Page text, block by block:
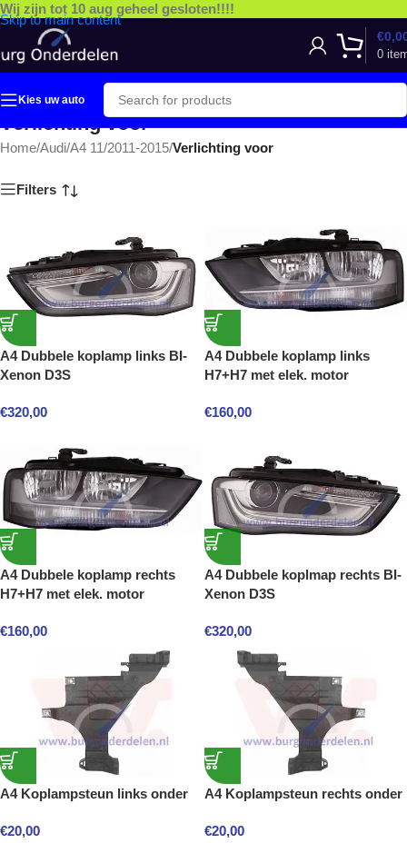
Skip to main content
Wij zijn tot 10 aug geheel gesloten!!!!
0
€
Kies uw auto
Verlichting voor
Home/Audi/A4 11/2011-2015/Verlichting voor
Filters
A4 Dubbele koplamp links BI-
Xenon D3S
€320,00
A4 Dubbele koplamp links
H7+H7 met elek. motor
€160,00
A4 Dubbele koplamp rechts
H7+H7 met elek. motor
€160,00
A4 Dubbele koplmap rechts BI-
Xenon D3S
€320,00
A4 Koplampsteun links onder
€20,00
A4 Koplampsteun rechts onder
€20,00